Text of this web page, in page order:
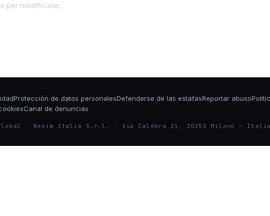
per modificarle.
Protección de datos personalesDefenderse de las estafasReportar abuso
Canal de denuncias
Global · Nexim Italia S.r.l. · Via Caldera 21, 20153 Milano — Italia